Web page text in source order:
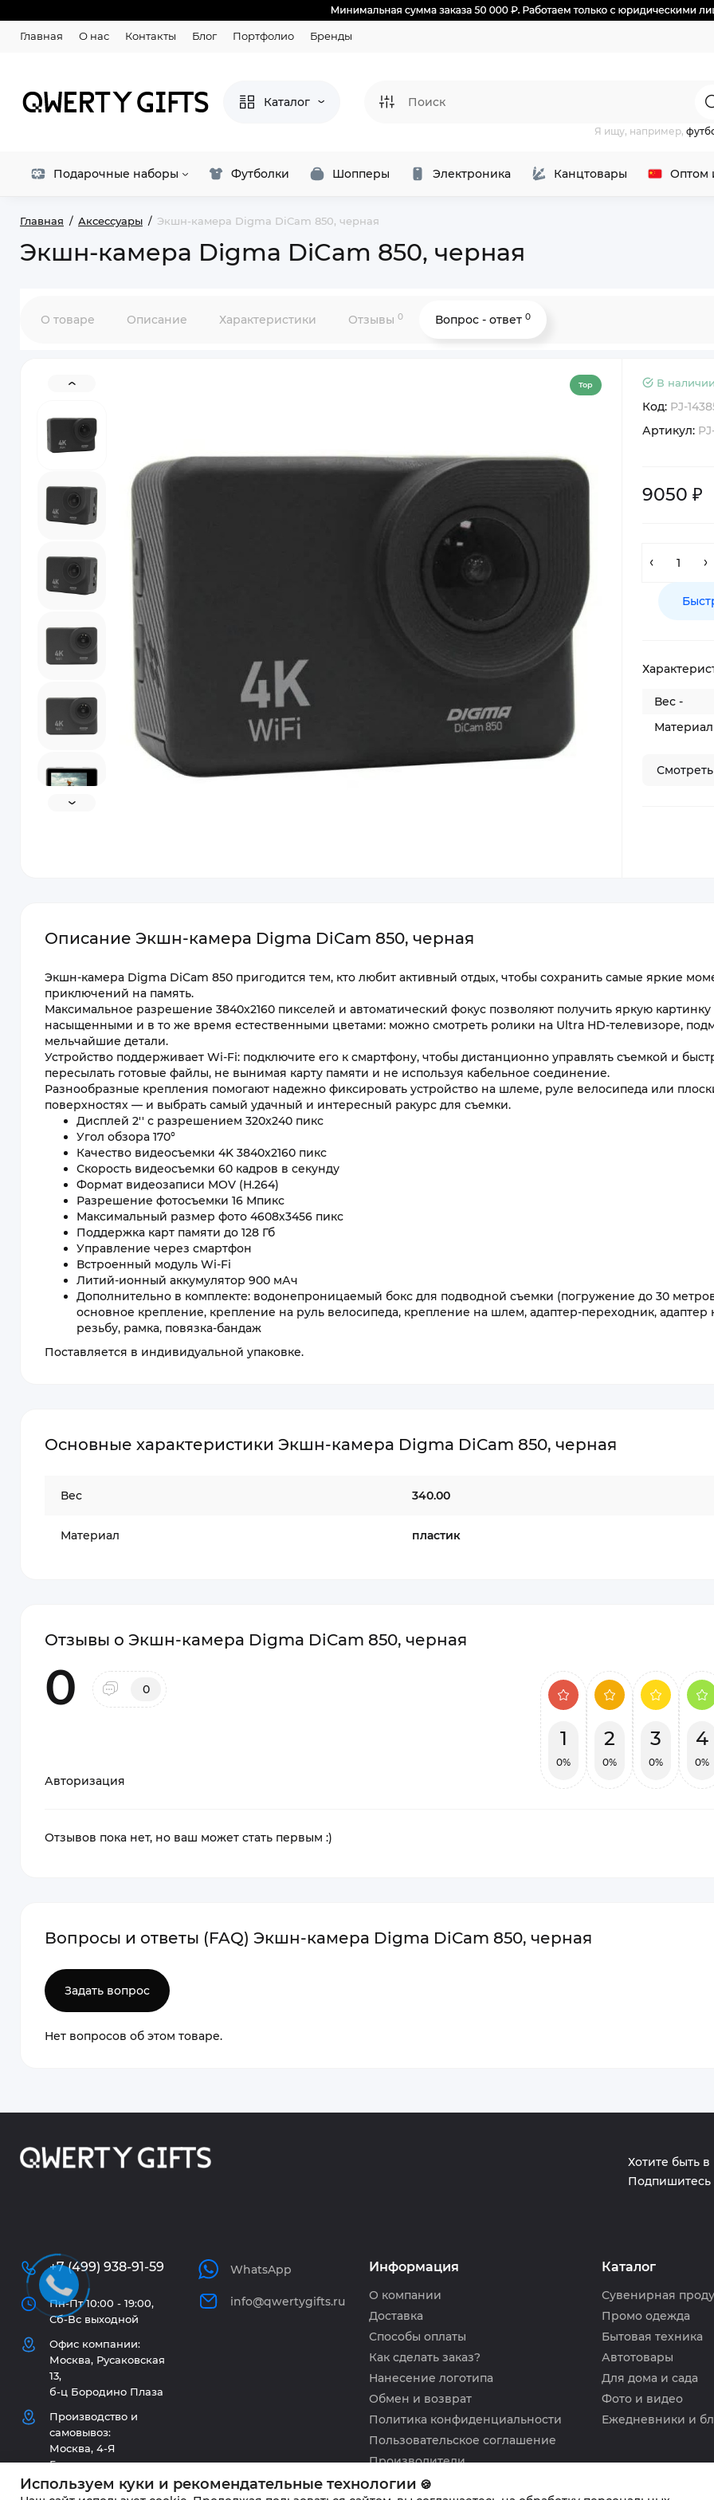
Главная О нас Контакты Блог Портфолио Бренды
Каталог
Я ищу, например,
Подарочные наборы Футболки Шопперы Электроника Канцтовары Оптом
Главная Аксессуары Экшн-камера Digma DiCam 850, черная
Экшн-камера Digma DiCam 850, черная
О товаре Описание Характеристики Отзывы 0 Вопрос - ответ 0
Top В
Код: PJ-
Артикул:
9050 ₽
Вес -
Описание Экшн-камера Digma DiCam 850, черная
Экшн-камера Digma DiCam 850 пригодится тем, кто любит активный отдых, чтобы сохранить самые яркие
приключений на память.
Максимальное разрешение 3840x2160 пикселей и автоматический фокус позволяют получить яркую картинку
насыщенными и в то же время естественными цветами: можно смотреть ролики на Ultra HD-телевизоре,
мельчайшие детали.
Устройство поддерживает Wi-Fi: подключите его к смартфону, чтобы дистанционно управлять съемкой и
пересылать готовые файлы, не вынимая карту памяти и не используя кабельное соединение.
Разнообразные крепления помогают надежно фиксировать устройство на шлеме, руле велосипеда или
поверхностях — и выбрать самый удачный и интересный ракурс для съемки.
Дисплей 2'' с разрешением 320x240 пикс
Угол обзора 170°
Качество видеосъемки 4K 3840x2160 пикс
Скорость видеосъемки 60 кадров в секунду
Формат видеозаписи MOV (H.264)
Разрешение фотосъемки 16 Мпикс
Максимальный размер фото 4608х3456 пикс
Поддержка карт памяти до 128 Гб
Управление через смартфон
Встроенный модуль Wi-Fi
Литий-ионный аккумулятор 900 мАч
Дополнительно в комплекте: водонепроницаемый бокс для подводной съемки (погружение до 30
основное крепление, крепление на руль велосипеда, крепление на шлем, адаптер-переходник, адаптер
резьбу, рамка, повязка-бандаж
Поставляется в индивидуальной упаковке.
Основные характеристики Экшн-камера Digma DiCam 850, черная
Вес 340.00
Материал пластик
Отзывы о Экшн-камера Digma DiCam 850, черная
0 0
Авторизация
1
0%
2
0%
3
0%
4
0%
Отзывов пока нет, но ваш может стать первым :)
Вопросы и ответы (FAQ) Экшн-камера Digma DiCam 850, черная
Задать вопрос
Нет вопросов об этом товаре.
Хотите быть
Подпишитесь
+7 (499) 938-91-59
Пн-Пт 10:00 - 19:00,
Сб-Вс выходной
Офис компании:
Москва, Русаковская
13,
б-ц Бородино Плаза
Производство и
самовывоз:
Москва, 4-Я
Гражданская ул, д.
33/1 стр. 2
WhatsApp
info@qwertygifts.ru
Информация
О компании
Доставка
Способы оплаты
Как сделать заказ?
Нанесение логотипа
Обмен и возврат
Политика конфиденциальности
Пользовательское соглашение
Производители
Каталог
Сувенирная
Промо одежда
Бытовая техника
Автотовары
Для дома и сада
Фото и видео
Ежедневники и
Используем куки и рекомендательные технологии 🍪